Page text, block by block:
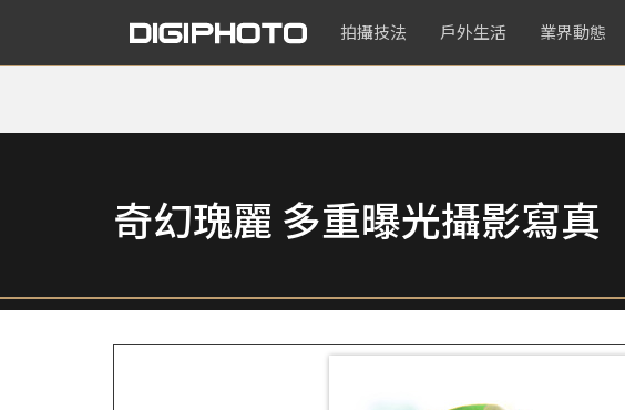
拍攝技法 戶外生活 業界動態
奇幻瑰麗 多重曝光攝影寫真